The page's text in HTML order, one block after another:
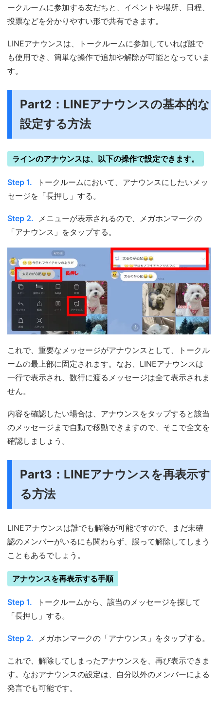
ークルームに参加する友だちと、イベントや場所、日程、
投票などを分かりやすい形で共有できます。
LINEアナウンスは、トークルームに参加していれば誰で
も使用でき、簡単な操作で追加や解除が可能となっていま
す。
Part2：LINEアナウンスの基本的な
設定する方法
ラインのアナウンスは、以下の操作で設定できます。
Step 1.
トークルームにおいて、アナウンスにしたいメッ
セージを「長押し」する。
Step 2.
メニューが表示されるので、メガホンマークの
「アナウンス」をタップする。
これで、重要なメッセージがアナウンスとして、トークル
ームの最上部に固定されます。なお、LINEアナウンスは
一行で表示され、数行に渡るメッセージは全て表示されま
せん。
内容を確認したい場合は、アナウンスをタップすると該当
のメッセージまで自動で移動できますので、そこで全文を
確認しましょう。
Part3：LINEアナウンスを再表示す
る方法
LINEアナウンスは誰でも解除が可能ですので、まだ未確
認のメンバーがいるにも関わらず、誤って解除してしまう
こともあるでしょう。
アナウンスを再表示する手順
Step 1.
トークルームから、該当のメッセージを探して
「長押し」する。
Step 2. メガホンマークの「アナウンス」をタップする。
これで、解除してしまったアナウンスを、再び表示できま
す。なおアナウンスの設定は、自分以外のメンバーによる
発言でも可能です。